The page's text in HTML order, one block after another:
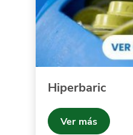
Hiperbaric
Ver más